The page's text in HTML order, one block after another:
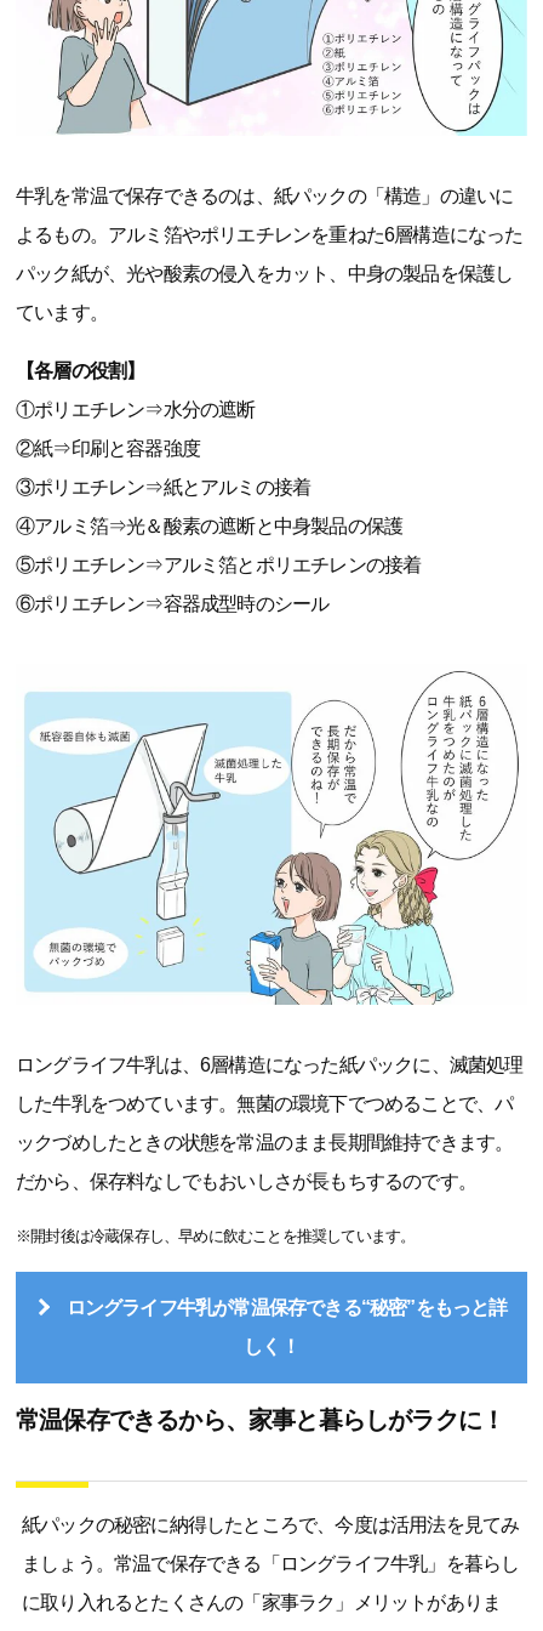
牛乳を常温で保存できるのは、紙パックの「構造」の違いに
よるもの。アルミ箔やポリエチレンを重ねた6層構造になった
パック紙が、光や酸素の侵入をカット、中身の製品を保護し
ています。
【各層の役割】
①ポリエチレン⇒水分の遮断
②紙⇒印刷と容器強度
③ポリエチレン⇒紙とアルミの接着
④アルミ箔⇒光＆酸素の遮断と中身製品の保護
⑤ポリエチレン⇒アルミ箔とポリエチレンの接着
⑥ポリエチレン⇒容器成型時のシール
ロングライフ牛乳は、6層構造になった紙パックに、滅菌処理
した牛乳をつめています。無菌の環境下でつめることで、パ
ックづめしたときの状態を常温のまま長期間維持できます。
だから、保存料なしでもおいしさが長もちするのです。
※開封後は冷蔵保存し、早めに飲むことを推奨しています。
ロングライフ牛乳が常温保存できる“秘密”をもっと詳
しく！
常温保存できるから、家事と暮らしがラクに！
紙パックの秘密に納得したところで、今度は活用法を見てみ
ましょう。常温で保存できる「ロングライフ牛乳」を暮らし
に取り入れるとたくさんの「家事ラク」メリットがありま